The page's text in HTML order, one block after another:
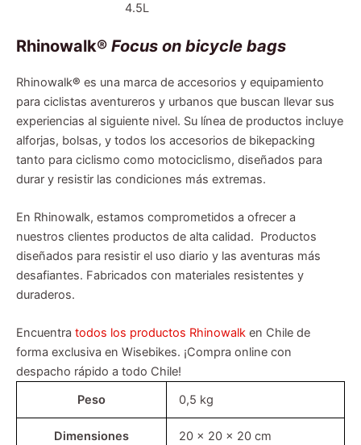
4.5L
Rhinowalk® Focus on bicycle bags
Rhinowalk® es una marca de accesorios y equipamiento
para ciclistas aventureros y urbanos que buscan llevar sus
experiencias al siguiente nivel. Su línea de productos incluye
alforjas, bolsas, y todos los accesorios de bikepacking
tanto para ciclismo como motociclismo, diseñados para
durar y resistir las condiciones más extremas.
En Rhinowalk, estamos comprometidos a ofrecer a
nuestros clientes productos de alta calidad. Productos
diseñados para resistir el uso diario y las aventuras más
desafiantes. Fabricados con materiales resistentes y
duraderos.
Encuentra todos los productos Rhinowalk en Chile de
forma exclusiva en Wisebikes. ¡Compra online con
despacho rápido a todo Chile!
Peso
0,5 kg
Dimensiones 20 × 20 × 20 cm